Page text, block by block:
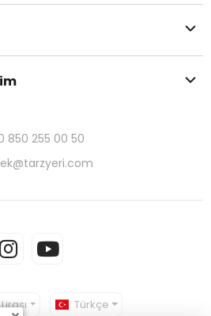
850 255 00 50
Türkçe